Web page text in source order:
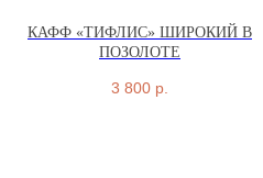
КАФФ «ТИФЛИС» ШИРОКИЙ В
ПОЗОЛОТЕ
3 800 р.